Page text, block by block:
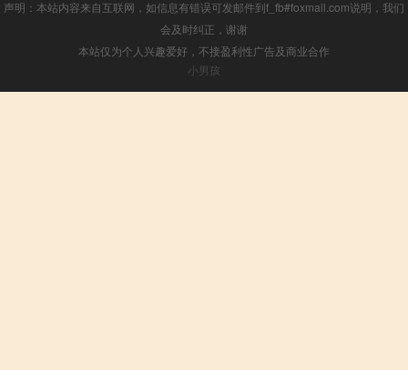
声明：本站内容来自互联网，如信息有错误可发邮件到f_fb#foxmail.com说明，我们
会及时纠正，谢谢
本站仅为个人兴趣爱好，不接盈利性广告及商业合作
小男孩